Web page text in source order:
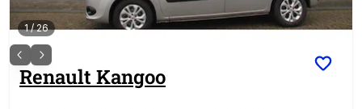
1/26
Renault Kangoo